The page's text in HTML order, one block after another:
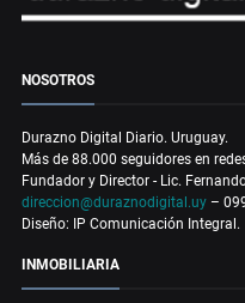
NOSOTROS
Durazno Digital Diario. Uruguay.
Más de 88.000 seguidores en
Fundador y Director - Lic.
direccion@duraznodigital.uy –
Diseño: IP Comunicación Integral.
INMOBILIARIA